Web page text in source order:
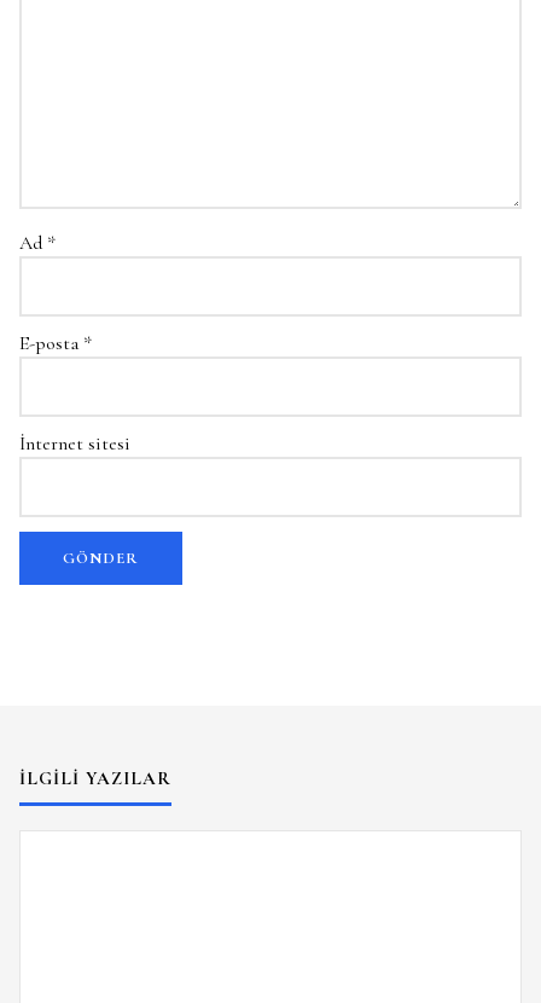
Ad *
E-posta *
İnternet sitesi
İLGILI YAZILAR